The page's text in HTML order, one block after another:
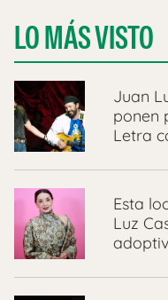
LO MÁS VISTO
Juan
ponen
Letra
Esta
Luz